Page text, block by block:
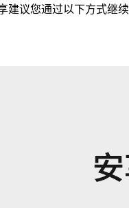
建议您通过以下方式继续